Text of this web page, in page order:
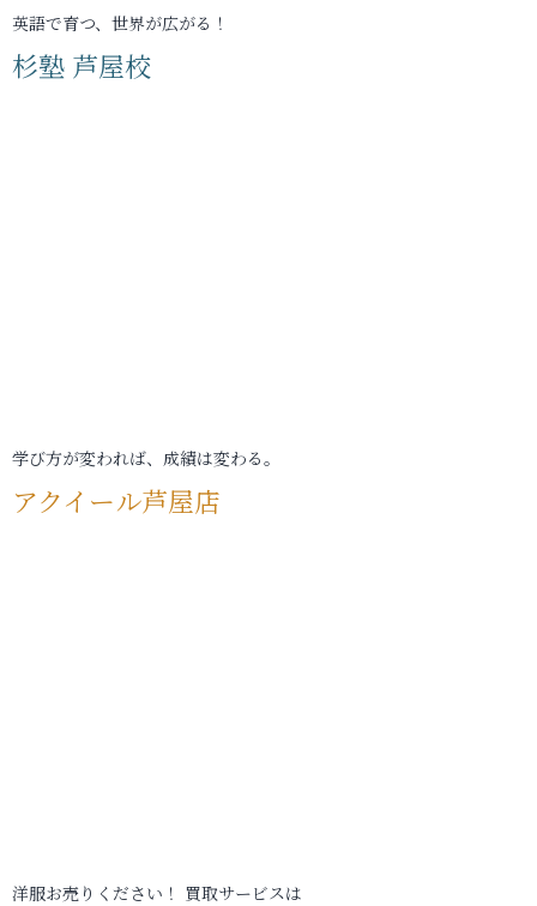
英語で育つ、世界が広がる！
杉塾 芦屋校
学び方が変われば、成績は変わる。
アクイール芦屋店
洋服お売りください！ 買取サービスは